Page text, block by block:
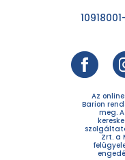
Az
Barion
meg.
Zrt. a